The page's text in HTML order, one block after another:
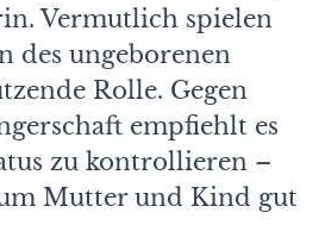
Vermutlich spielen
des ungeborenen
Rolle. Gegen
empfiehlt es
zu kontrollieren –
Mutter und Kind gut